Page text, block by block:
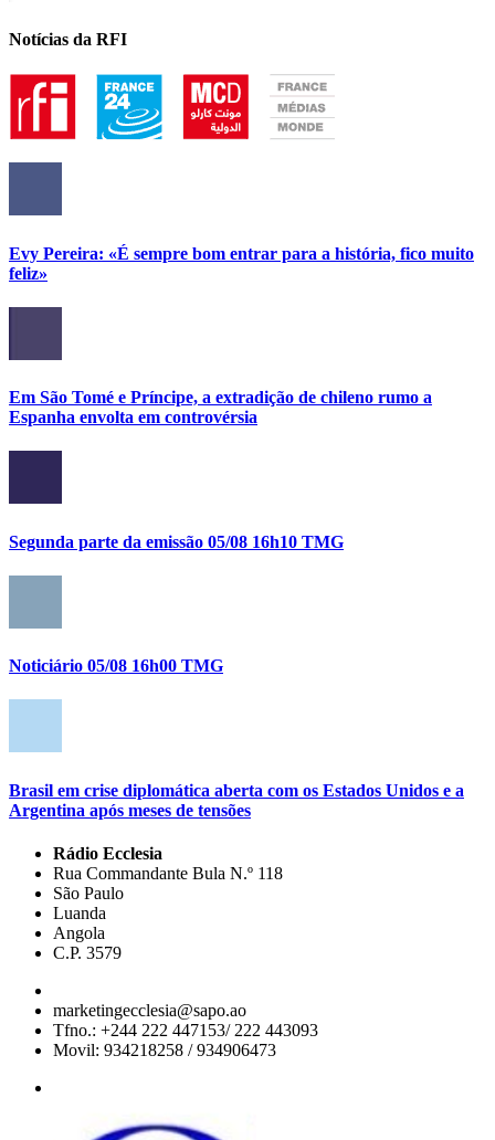
Notícias da RFI
Evy Pereira: «É sempre bom entrar para a história, fico muito
feliz»
Em São Tomé e Príncipe, a extradição de chileno rumo a
Espanha envolta em controvérsia
Segunda parte da emissão 05/08 16h10 TMG
Noticiário 05/08 16h00 TMG
Brasil em crise diplomática aberta com os Estados Unidos e a
Argentina após meses de tensões
Rádio Ecclesia
Rua Commandante Bula N.º 118
São Paulo
Luanda
Angola
C.P. 3579
marketingecclesia@sapo.ao
Tfno.: +244 222 447153/ 222 443093
Movil: 934218258 / 934906473